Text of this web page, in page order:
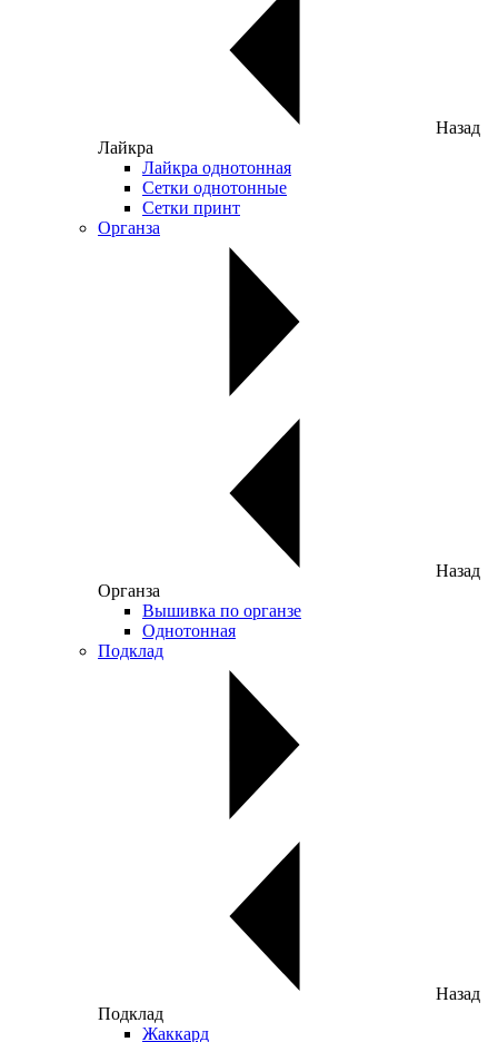
Назад
Лайкра
Лайкра однотонная
Сетки однотонные
Сетки принт
Органза
Назад
Органза
Вышивка по органзе
Однотонная
Подклад
Назад
Подклад
Жаккард